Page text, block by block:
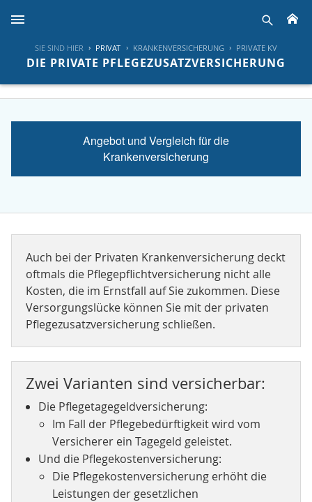
SIE SIND HIER PRIVAT KRANKENVERSICHERUNG PRIVATE KV
DIE PRIVATE PFLEGEZUSATZVERSICHERUNG
Angebot und Vergleich für die
Krankenversicherung
Auch bei der Privaten Krankenversicherung deckt
oftmals die Pflegepflichtversicherung nicht alle
Kosten, die im Ernstfall auf Sie zukommen. Diese
Versorgungslücke können Sie mit der privaten
Pflegezusatzversicherung schließen.
Zwei Varianten sind versicherbar:
Die Pflegetagegeldversicherung:
Im Fall der Pflegebedürftigkeit wird vom
Versicherer ein Tagegeld geleistet.
Und die Pflegekostenversicherung:
Die Pflegekostenversicherung erhöht die
Leistungen der gesetzlichen